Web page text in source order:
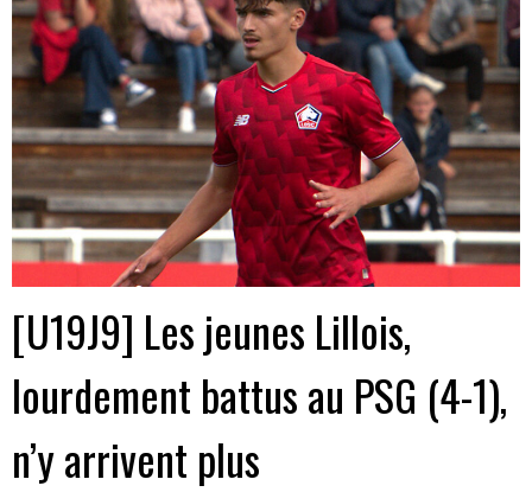
[U19J9] Les jeunes Lillois,
lourdement battus au PSG (4-1),
n’y arrivent plus